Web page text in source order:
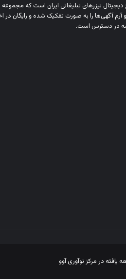
تیزرهای تبلیغاتی ایران است که مجموعه‌
آرم‌ آگهی‌ها را به‌ صورت تفکیک‌ شده و رایگان در
در دسترس است.
یافته در مرکز نوآوری آوو